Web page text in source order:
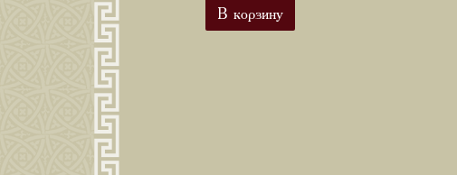
В корзину